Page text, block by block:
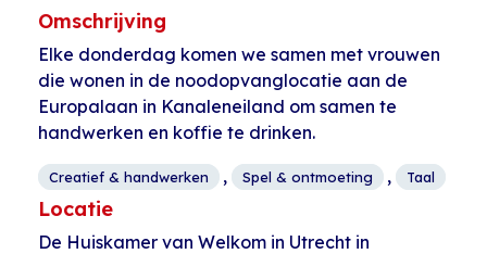
Omschrijving
Elke donderdag komen we samen met vrouwen
die wonen in de noodopvanglocatie aan de
Europalaan in Kanaleneiland om samen te
handwerken en koffie te drinken.
Creatief & handwerken , Spel & ontmoeting , Taal
Locatie
De Huiskamer van Welkom in Utrecht in